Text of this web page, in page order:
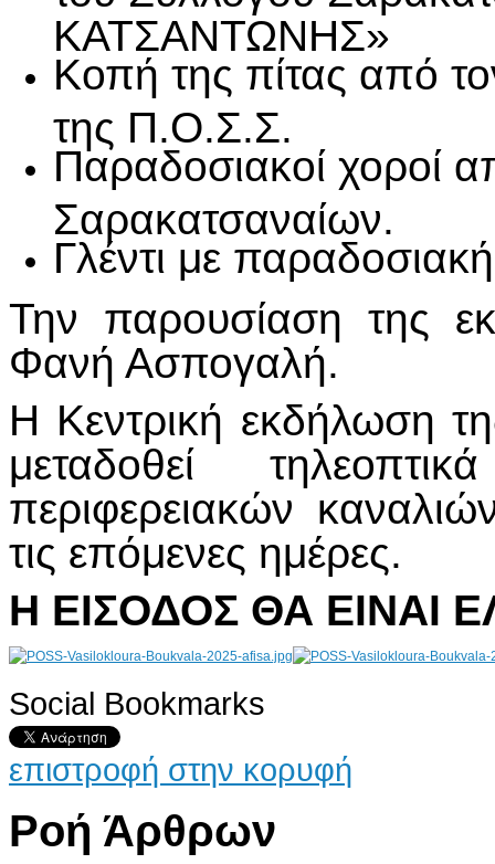
ΚΑΤΣΑΝΤΩΝΗΣ»
Κοπή της πίτας από
της Π.Ο.Σ.Σ.
Παραδοσιακοί χοροί
Σαρακατσαναίων.
Γλέντι με
Την παρουσίαση της
Φανή Ασπογαλή.
Η Κεντρική εκδήλωση
μεταδοθεί
περιφερειακών
τις επόμενες ημέρες.
Η ΕΙΣΟΔΟΣ ΘΑ ΕΙΝΑΙ
AdmirorGallery 4.5.0, author/s Vasiljevski& Kekeljevic
Social Bookmarks
επιστροφή στην κορυφή
Ροή Άρθρων